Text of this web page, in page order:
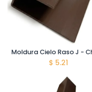
$ 5.21